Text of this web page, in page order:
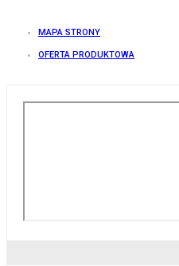
MAPA STRONY
OFERTA PRODUKTOWA